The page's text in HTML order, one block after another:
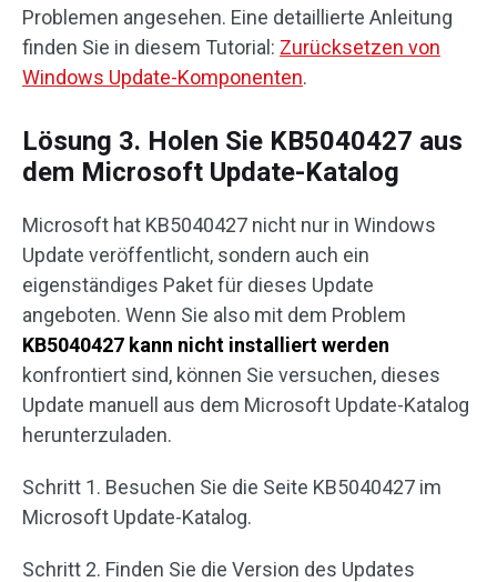
Problemen angesehen. Eine detaillierte Anleitung
finden Sie in diesem Tutorial: Zurücksetzen von
Windows Update-Komponenten.
Lösung 3. Holen Sie KB5040427 aus
dem Microsoft Update-Katalog
Microsoft hat KB5040427 nicht nur in Windows
Update veröffentlicht, sondern auch ein
eigenständiges Paket für dieses Update
angeboten. Wenn Sie also mit dem Problem
KB5040427 kann nicht installiert werden
konfrontiert sind, können Sie versuchen, dieses
Update manuell aus dem Microsoft Update-Katalog
herunterzuladen.
Schritt 1. Besuchen Sie die Seite KB5040427 im
Microsoft Update-Katalog.
Schritt 2. Finden Sie die Version des Updates